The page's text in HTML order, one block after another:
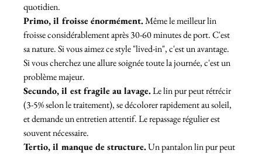
quotidien.
Primo, il froisse énormément. Même le meilleur lin
froisse considérablement après 30-60 minutes de port. C'est
sa nature. Si vous aimez ce style "lived-in", c'est un avantage.
Si vous cherchez une allure soignée toute la journée, c'est un
problème majeur.
Secundo, il est fragile au lavage. Le lin pur peut rétrécir
(3-5% selon le traitement), se décolorer rapidement au soleil,
et demande un entretien attentif. Le repassage régulier est
souvent nécessaire.
Tertio, il manque de structure. Un pantalon lin pur peut